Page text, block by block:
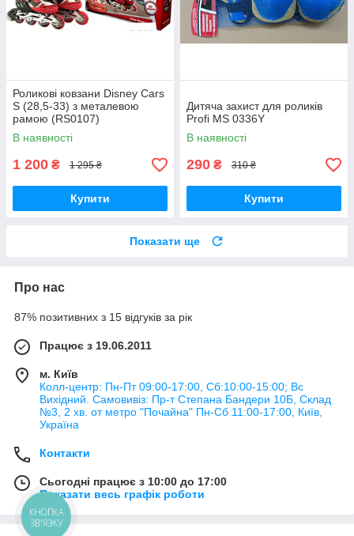
Роликові ковзани Disney Cars
S (28,5-33) з металевою
рамою (RS0107)
В наявності
1 200 ₴ 1 295 ₴
Купити
Дитяча захист для роликів
Profi MS 0336Y
В наявності
290 ₴ 310 ₴
Купити
Показати ще
Про нас
87% позитивних з 15 відгуків за рік
Працює з 19.06.2011
м. Київ
Колл-центр: Пн-Пт 09:00-17:00, Сб:10:00-15:00; Вс
Вихідний. Самовивіз: Пр-т Степана Бандери 10Б, Склад
№3, 2 хв. от метро "Почайна" Пн-Cб 11:00-17:00, Київ,
Україна
Контакти
Сьогодні працює з 10:00 до 17:00
Показати весь графік роботи
КНОПКА
ЗВ'ЯЗКУ